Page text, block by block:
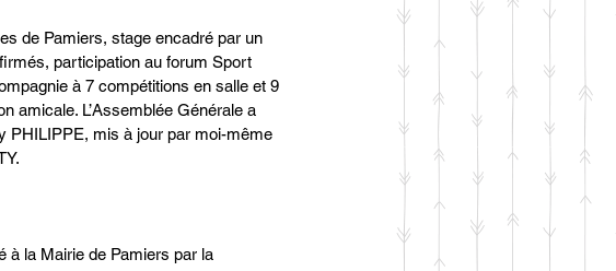
de Pamiers, stage encadré par un
participation au forum Sport
à 7 compétitions en salle et 9
amicale. L’Assemblée Générale a
PHILIPPE, mis à jour par moi-même
à la Mairie de Pamiers par la